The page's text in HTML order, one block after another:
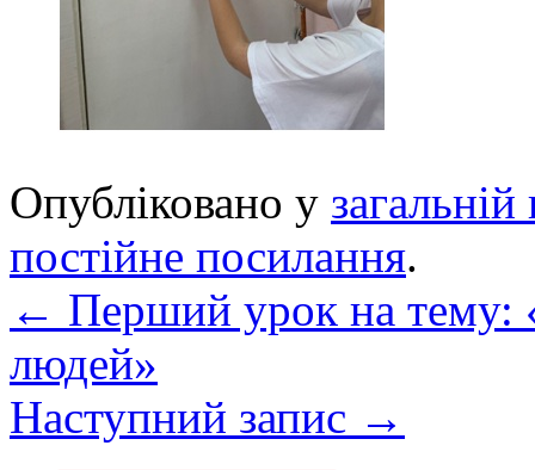
Опубліковано у загальній
постійне посилання.
← Перший урок на тему:
людей»
Наступний запис →